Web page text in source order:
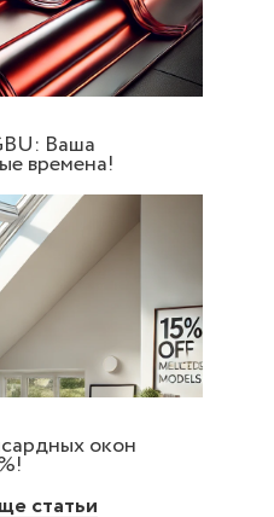
Ваша
времена!
окон
статьи